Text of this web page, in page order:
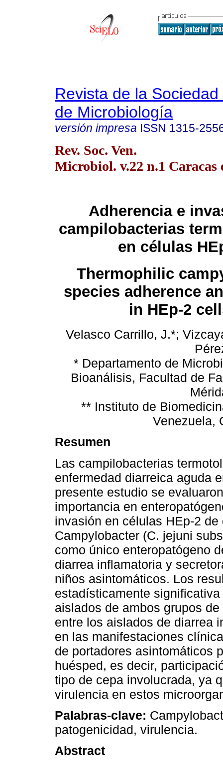
Revista de la
de Microbiología
versión impresa ISSN 1315-
Rev. Soc. Ven.
Microbiol. v.22 n.1 Caracas
Adherencia e
campilobacterias
en células
Thermophilic
species adherence
in HEp-2
Velasco Carrillo, J.*;
* Departamento de
Bioanálisis, Facultad de
** Instituto de
Venezuela,
Resumen
Las campilobacterias
enfermedad diarreica aguda
presente estudio se
importancia en
invasión en células HEp-2
Campylobacter (C. jejuni
como único enteropatógeno
diarrea inflamatoria y
niños asintomáticos. Los
estadísticamente
aislados de ambos grupos
entre los aislados de diarrea
en las manifestaciones
de portadores asintomáticos
huésped, es decir,
tipo de cepa involucrada, ya
virulencia en estos
Palabras-clave:
patogenicidad, virulencia.
Abstract